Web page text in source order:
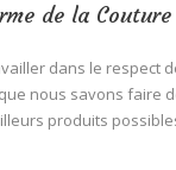
de la Couture
dans le respect
nous savons faire
produits